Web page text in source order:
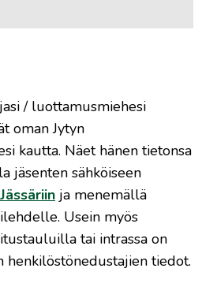
/ luottamusmiehesi
oman Jytyn
kautta. Näet hänen tietonsa
jäsenten sähköiseen
Jässäriin ja menemällä
Usein myös
tai intrassa on
henkilöstönedustajien tiedot.